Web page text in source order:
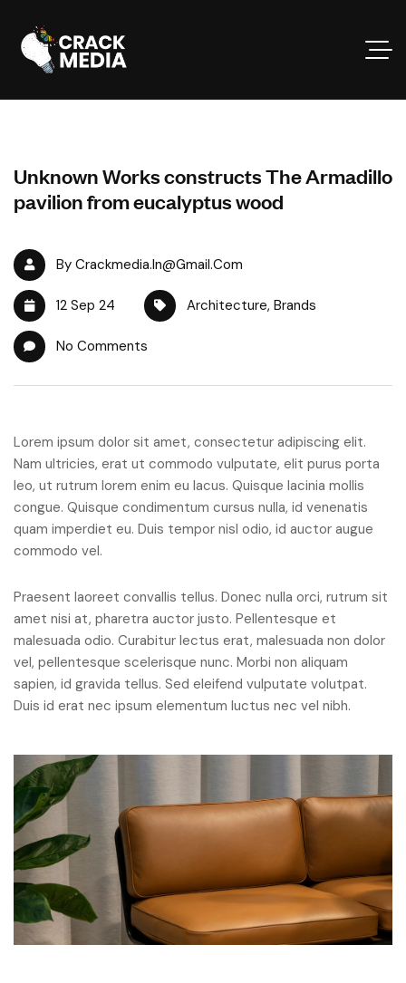
Unknown Works constructs The Armadillo
pavilion from eucalyptus wood
By Crackmedia.in@gmail.com
12 Sep 24 Architecture, Brands
No Comments
Lorem ipsum dolor sit amet, consectetur adipiscing elit.
Nam ultricies, erat ut commodo vulputate, elit purus porta
leo, ut rutrum lorem enim eu lacus. Quisque lacinia mollis
congue. Quisque condimentum cursus nulla, id venenatis
quam imperdiet eu. Duis tempor nisl odio, id auctor augue
commodo vel.
Praesent laoreet convallis tellus. Donec nulla orci, rutrum sit
amet nisi at, pharetra auctor justo. Pellentesque et
malesuada odio. Curabitur lectus erat, malesuada non dolor
vel, pellentesque scelerisque nunc. Morbi non aliquam
sapien, id gravida tellus. Sed eleifend vulputate volutpat.
Duis id erat nec ipsum elementum luctus nec vel nibh.